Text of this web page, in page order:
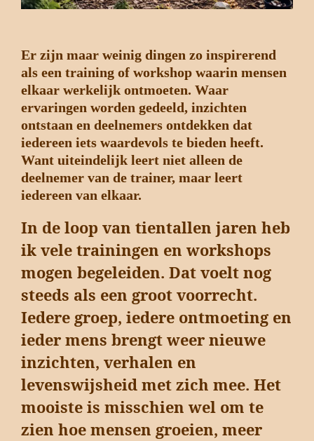
Er zijn maar weinig dingen zo inspirerend
als een training of workshop waarin mensen
elkaar werkelijk ontmoeten. Waar
ervaringen worden gedeeld, inzichten
ontstaan en deelnemers ontdekken dat
iedereen iets waardevols te bieden heeft.
Want uiteindelijk leert niet alleen de
deelnemer van de trainer, maar leert
iedereen van elkaar.
In de loop van tientallen jaren heb
ik vele trainingen en workshops
mogen begeleiden. Dat voelt nog
steeds als een groot voorrecht.
Iedere groep, iedere ontmoeting en
ieder mens brengt weer nieuwe
inzichten, verhalen en
levenswijsheid met zich mee. Het
mooiste is misschien wel om te
zien hoe mensen groeien, meer